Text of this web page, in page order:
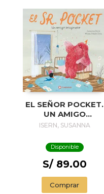
EL SEÑOR POCKET.
UN AMIGO
IMAGINARIO
ISERN, SUSANNA
Disponible
S/ 89.00
Comprar